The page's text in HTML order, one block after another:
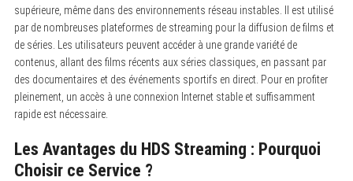
supérieure, même dans des environnements réseau instables. Il est utilisé
par de nombreuses plateformes de streaming pour la diffusion de films et
de séries. Les utilisateurs peuvent accéder à une grande variété de
contenus, allant des films récents aux séries classiques, en passant par
des documentaires et des événements sportifs en direct. Pour en profiter
pleinement, un accès à une connexion Internet stable et suffisamment
rapide est nécessaire.
Les Avantages du HDS Streaming : Pourquoi
Choisir ce Service ?